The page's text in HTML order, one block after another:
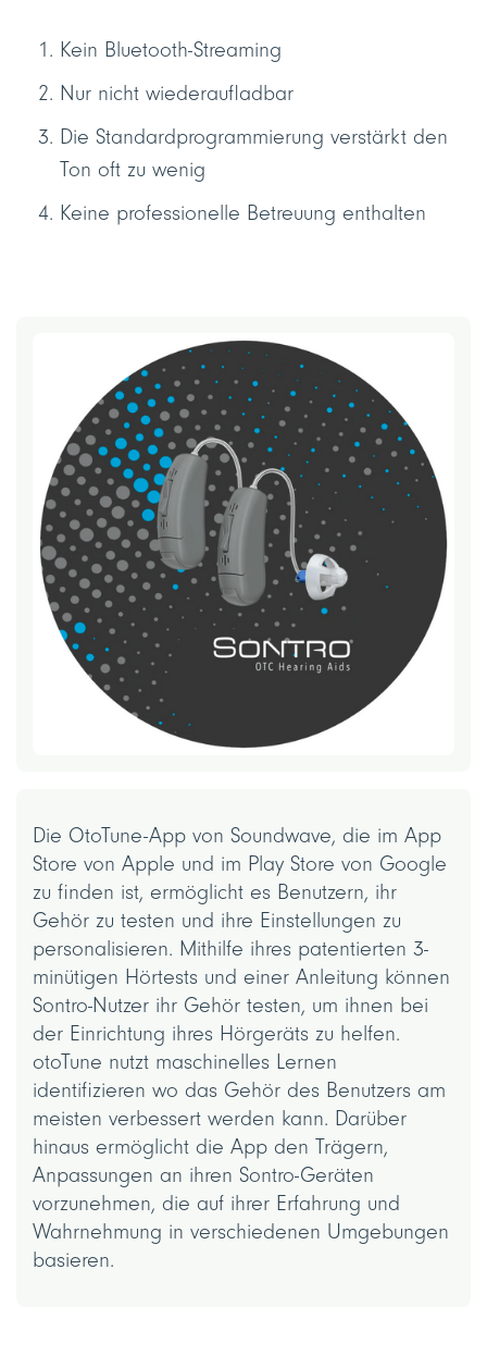
Kein Bluetooth-Streaming
Nur nicht wiederaufladbar
Die Standardprogrammierung verstärkt den
Ton oft zu wenig
Keine professionelle Betreuung enthalten
Die OtoTune-App von Soundwave, die im App
Store von Apple und im Play Store von Google
zu finden ist, ermöglicht es Benutzern, ihr
Gehör zu testen und ihre Einstellungen zu
personalisieren. Mithilfe ihres patentierten 3-
minütigen Hörtests und einer Anleitung können
Sontro-Nutzer ihr Gehör testen, um ihnen bei
der Einrichtung ihres Hörgeräts zu helfen.
otoTune nutzt maschinelles Lernen
identifizieren wo das Gehör des Benutzers am
meisten verbessert werden kann. Darüber
hinaus ermöglicht die App den Trägern,
Anpassungen an ihren Sontro-Geräten
vorzunehmen, die auf ihrer Erfahrung und
Wahrnehmung in verschiedenen Umgebungen
basieren.